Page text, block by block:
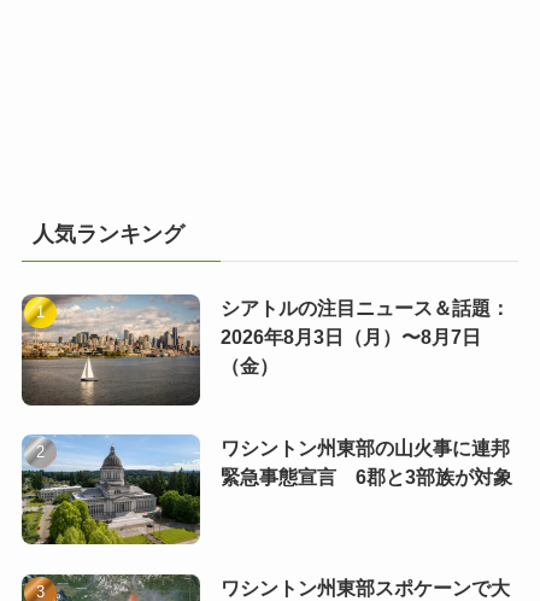
人気ランキング
シアトルの注目ニュース＆話題：
2026年8月3日（月）〜8月7日
（金）
ワシントン州東部の山火事に連邦
緊急事態宣言 6郡と3部族が対象
ワシントン州東部スポケーンで大